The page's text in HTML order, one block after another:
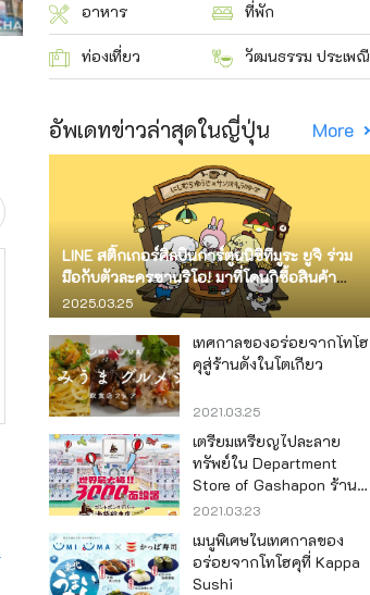
อาหาร ที่พัก
ท่องเที่ยว วัฒนธรรม ประเพณี
อัพเดทข่าวล่าสุดในญี่ปุ่น More
LINE สติ๊กเกอร์ศิลปินการ์ตูนนิชิทีมูระ ยูจิ ร่วม
มือกับตัวละครซานริโอ! มาที่โดนกิซื้อสินค้า
จำกัด
2025.03.25
เทศกาลของอร่อยจากโทโฮ
คุสู่ร้านดังในโตเกียว
2021.03.25
เตรียมเหรียญไปละลาย
ทรัพย์ใน Department
Store of Gashapon ร้านที่มี
เครื่องกาชาปองเยอะที่สุดใน
โลก อิเคะบุคุโระ
2021.03.23
เมนูพิเศษในเทศกาลของ
อร่อยจากโทโฮคุที่ Kappa
Sushi